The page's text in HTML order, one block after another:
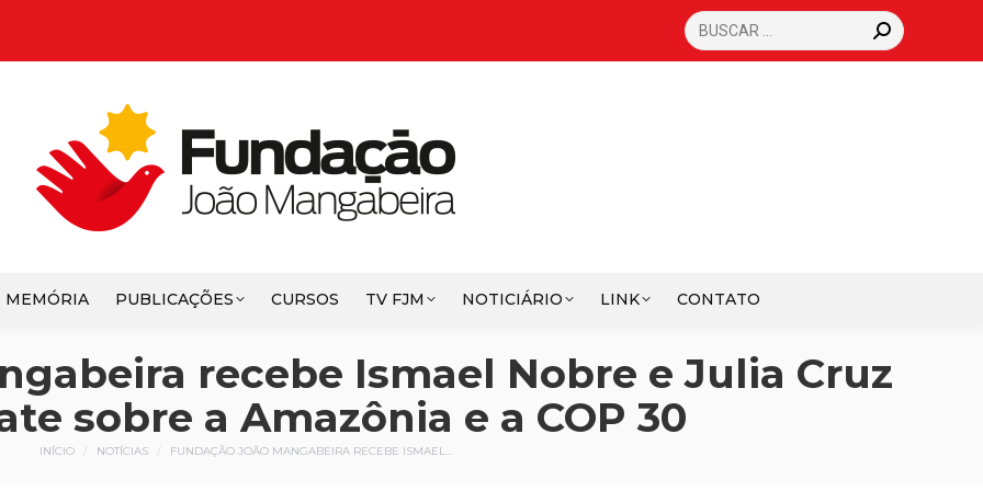
SEARCH:
MEMÓRIA PUBLICAÇÕES CURSOS TV FJM NOTICIÁRIO LINK CONTATO
recebe Ismael Nobre e Julia Cruz
sobre a Amazônia e a COP 30
Você está aqui:
INÍCIO NOTÍCIAS FUNDAÇÃO JOÃO MANGABEIRA RECEBE ISMAEL…